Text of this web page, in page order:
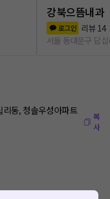
강북으뜸내과
로그인 리뷰 14
서울 동대문구 답
동, 청솔우성아파트
복
사